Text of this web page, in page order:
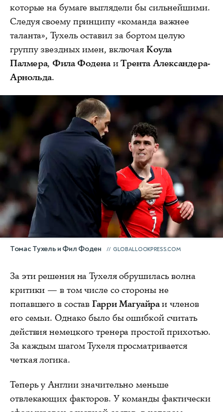
которые на бумаге выглядели бы сильнейшими.
Следуя своему принципу «команда важнее
таланта», Тухель оставил за бортом целую
группу звездных имен, включая Коула
Палмера, Фила ФоденаиТрента Александера-
Арнольда.
Томас Тухель и Фил Фоден GLOBALLOOKPRESS.COM
За эти решения на Тухеля обрушилась волна
критики — в том числе со стороны не
попавшего в составГарри Магуайраи членов
его семьи. Однако было бы ошибкой считать
действия немецкого тренера простой прихотью.
За каждым шагом Тухеля просматривается
четкая логика.
Теперь у Англии значительно меньше
отвлекающих факторов. У команды фактически